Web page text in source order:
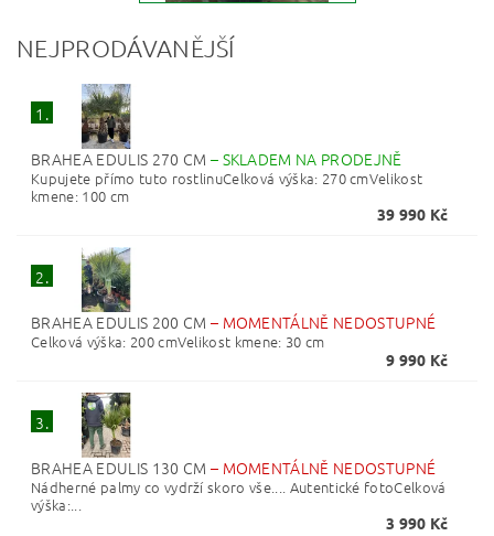
NEJPRODÁVANĚJŠÍ
1.
BRAHEA EDULIS 270 CM – SKLADEM NA PRODEJNĚ
Kupujete přímo tuto rostlinuCelková výška: 270 cmVelikost
kmene: 100 cm
39 990 Kč
2.
BRAHEA EDULIS 200 CM – MOMENTÁLNĚ NEDOSTUPNÉ
Celková výška: 200 cmVelikost kmene: 30 cm
9 990 Kč
3.
BRAHEA EDULIS 130 CM – MOMENTÁLNĚ NEDOSTUPNÉ
Nádherné palmy co vydrží skoro vše.... Autentické fotoCelková
výška:...
3 990 Kč